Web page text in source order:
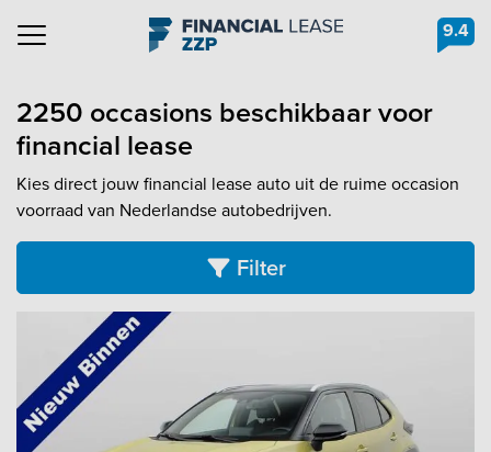
Navigation 9.4
2250 occasions beschikbaar voor
financial lease
Kies direct jouw financial lease auto uit de ruime occasion
voorraad van Nederlandse autobedrijven.
Filter